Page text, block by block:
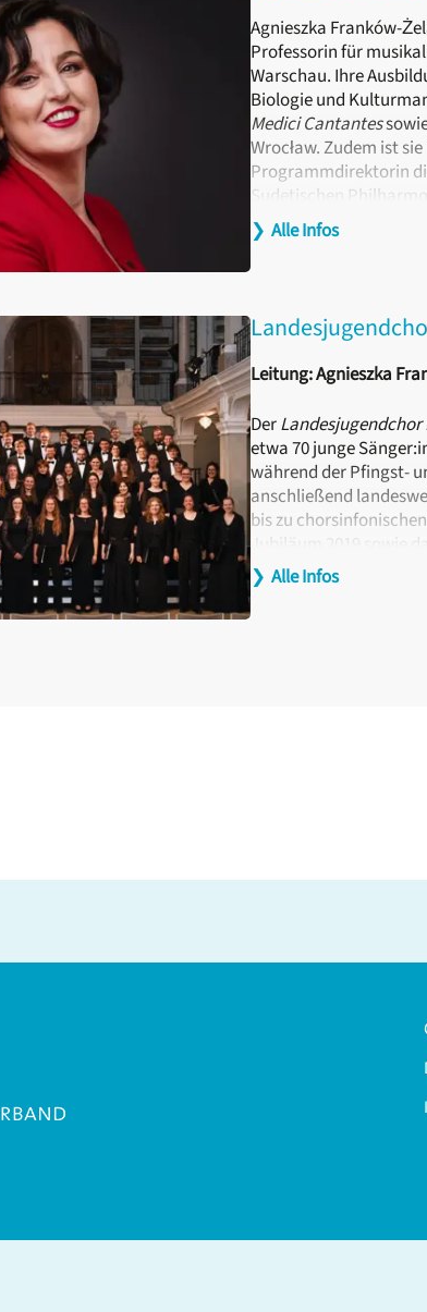
Agnieszka Franków-
Professorin für
Warschau. Ihre
Biologie und
Medici Cantantes
Wrocław. Zudem ist
Programmdirektorin
Sudetischen
erhielt zahlreiche
❯ Alle Infos
Leitung: Agnieszka
Der
etwa 70 junge
während der Pfingst-
anschließend
bis zu
Jubiläum 2019 sowie
Württembergischen
Musikpädagog:innen,
❯ Alle Infos